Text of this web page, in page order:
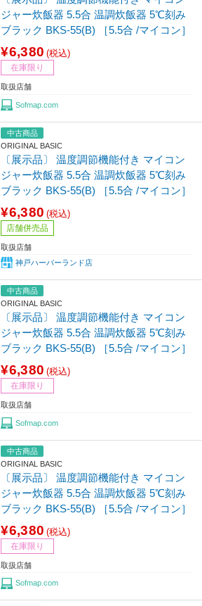
ジャー炊飯器 5.5合 温調炊飯器 5℃刻み
ブラック BKS-55(B) ［5.5合 /マイコン］
¥6,380 (税込)
在庫限り
取扱店舗
Sofmap.com
中古商品
ORIGINAL BASIC
〔展示品〕 温度調節機能付き マイコン
ジャー炊飯器 5.5合 温調炊飯器 5℃刻み
ブラック BKS-55(B) ［5.5合 /マイコン］
¥6,380 (税込)
店舗併売品
取扱店舗
神戸ハーバーランド店
中古商品
ORIGINAL BASIC
〔展示品〕 温度調節機能付き マイコン
ジャー炊飯器 5.5合 温調炊飯器 5℃刻み
ブラック BKS-55(B) ［5.5合 /マイコン］
¥6,380 (税込)
在庫限り
取扱店舗
Sofmap.com
中古商品
ORIGINAL BASIC
〔展示品〕 温度調節機能付き マイコン
ジャー炊飯器 5.5合 温調炊飯器 5℃刻み
ブラック BKS-55(B) ［5.5合 /マイコン］
¥6,380 (税込)
在庫限り
取扱店舗
Sofmap.com